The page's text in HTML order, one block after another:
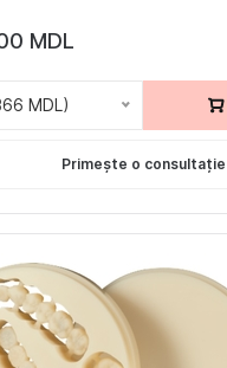
MDL
MDL)
Primește o consultație